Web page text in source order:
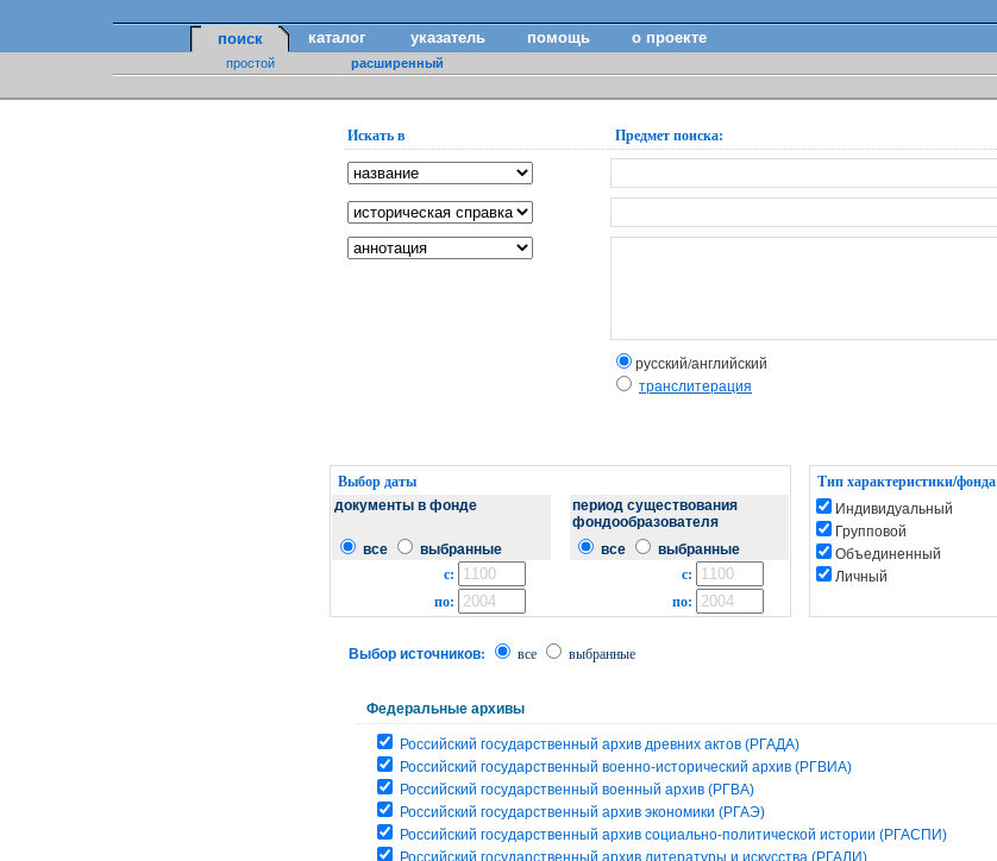
поиск каталог указатель помощь о проекте
простой расширенный
Искать в Предмет поиска:
русский/английский
транслитерация
Выбор даты
документы в фонде
период существования
фондообразователя
все
выбранные все выбранные
с:
с:
по:
по:
Тип характеристики/фонда
Индивидуальный
Групповой
Объединенный
Личный
Выбор источников: все выбранные
Федеральные архивы
Российский государственный архив древних актов (РГАДА)
Российский государственный военно-исторический архив (РГВИА)
Российский государственный военный архив (РГВА)
Российский государственный архив экономики (РГАЭ)
Российский государственный архив социально-политической истории (РГАСПИ)
Российский государственный архив литературы и искусства (РГАЛИ)